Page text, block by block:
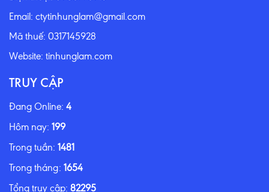
Email: ctytinhunglam@gmail.com
Mã thuế: 0317145928
Website: tinhunglam.com
TRUY CẬP
Đang Online: 4
Hôm nay: 199
Trong tuần: 1481
Trong tháng: 1654
Tổng truy cập: 82295